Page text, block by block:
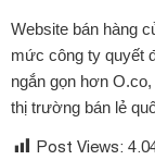
Website bán hàng
mức công ty quyết
ngắn gọn hơn
thị trường bán lẻ
Post Views: